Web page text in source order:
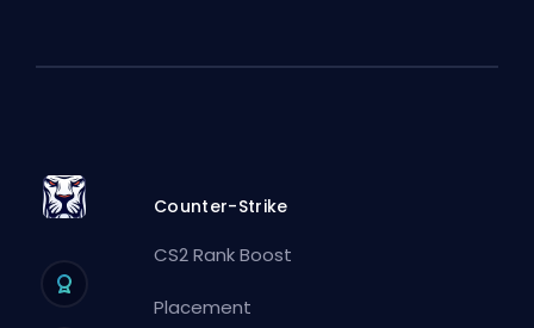
Counter-Strike
CS2 Rank Boost
Placement